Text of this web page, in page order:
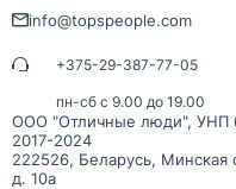
ООО "Отличные люди", УНП
2017-2024
222526, Беларусь, Минская
д. 10а
info@topspeople.com
+375-29-387-77-05
пн-сб с 9.00 до 19.00